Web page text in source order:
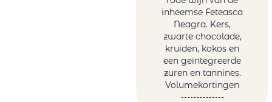
inheemse Feteasca
Neagra. Kers,
zwarte chocolade,
kruiden, kokos en
een geïntegreerde
zuren en tannines.
Volumekortingen